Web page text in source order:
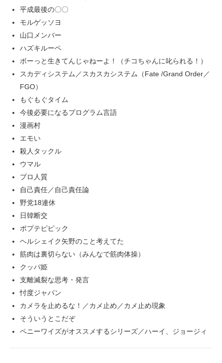
平成最後の〇〇
モルゲッソヨ
山口メンバー
ハズキルーペ
ボーっと生きてんじゃねーよ！（チコちゃんに叱られる！）
スカディシステム／スカスカシステム（Fate /Grand Order／
FGO）
もぐもぐタイム
今後必要になるプログラム言語
漫画村
エモい
殺人タックル
ウマル
プロ人質
自己責任／自己責任論
野党18連休
日韓断交
ポプテピピック
ヘルシェイク矢野のこと考えてた
筋肉は裏切らない（みんなで筋肉体操）
クッパ姫
支離滅裂な思考・発言
忖度ジャパン
カメラを止めるな！／カメ止め／カメ止め現象
そういうとこだぞ
ペニーワイズがオススメするシリーズ／ハーイ、ジョージィ